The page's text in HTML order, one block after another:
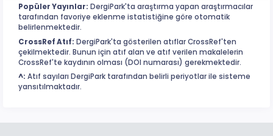
Popüler Yayınlar: DergiPark'ta araştırma yapan araştırmacılar
tarafından favoriye eklenme istatistiğine göre otomatik
belirlenmektedir.
CrossRef Atıf: DergiPark'ta gösterilen atıflar CrossRef'ten
çekilmektedir. Bunun için atıf alan ve atıf verilen makalelerin
CrossRef'te kaydının olması (DOI numarası) gerekmektedir.
^: Atıf sayıları DergiPark tarafından belirli periyotlar ile sisteme
yansıtılmaktadır.